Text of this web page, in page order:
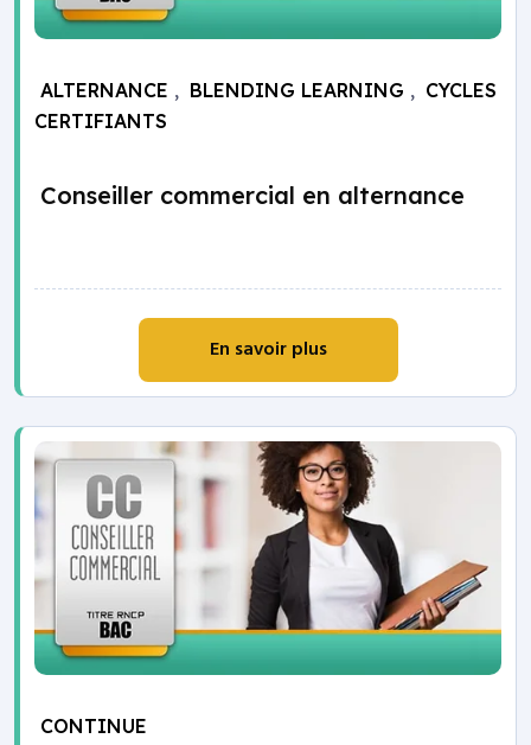
ALTERNANCE , BLENDING LEARNING , CYCLES
CERTIFIANTS
Conseiller commercial en alternance
En savoir plus
CONTINUE